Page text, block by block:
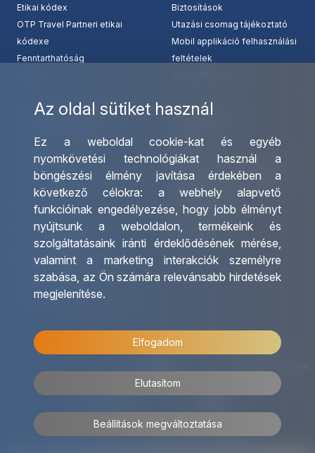
Az oldal sütiket használ
Ez a weboldal cookie-kat és egyéb
nyomkövetési technológiákat használ a
böngészési élmény javítása érdekében a
következő célokra: a webhely alapvető
funkcióinak engedélyezése, hogy jobb élményt
nyújtsunk a weboldalon,termékeink és
szolgáltatásaink iránti érdeklődésének mérése,
valamint a marketing interakciók személyre
szabása, az Ön számára relevánsabb hirdetések
megjelenítése.
Elfogadom
Elutasítom
Beállítások megváltoztatása
Etikai kódex
OTP Travel Partneri etikai
kódexe
Fenntarthatóság
Biztosítások
Utazási csomag tájékoztató
Mobil applikáció felhasználási
feltételek
Csoportos utazások
szervezése
Egyéni utak szervezése
Hajóutak
Üzleti utaztatás
Nemzetközi tanár és
diákigazolványok
Letölthető katalógusunk
Ajándékutalvány
OTP Travel kedvezmények
Irodáink
Utazásszervező partnereink
Viszonteladó Partnereink
Partnereinknek
Utazási kérdőív
Impresszum
© 2026 OTP Travel Minden jog fenntartva